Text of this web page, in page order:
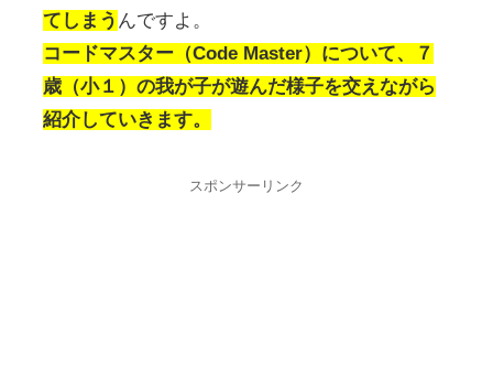
てしまう んですよ。
コードマスター（Code Master）について、７
歳（小１）の我が子が遊んだ様子を交えながら
紹介していきます。
スポンサーリンク